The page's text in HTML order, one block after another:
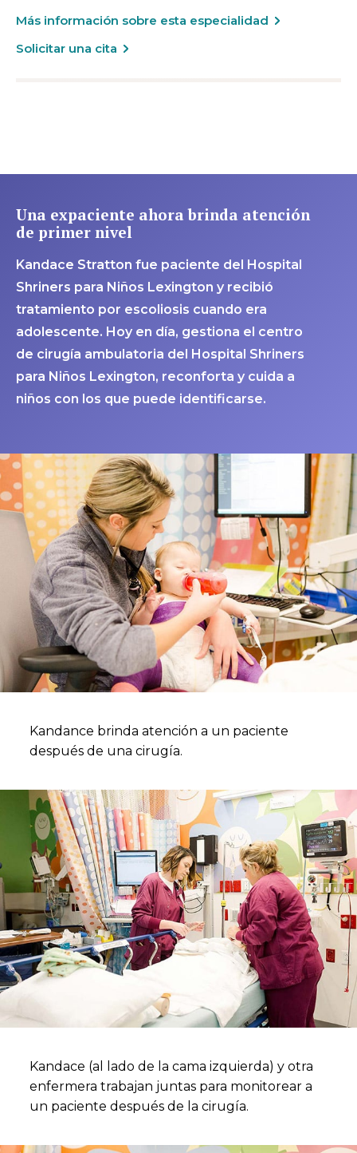
Más información sobre esta especialidad
Solicitar una cita
Una expaciente ahora brinda atención
de primer nivel
Kandace Stratton fue paciente del Hospital
Shriners para Niños Lexington y recibió
tratamiento por escoliosis cuando era
adolescente. Hoy en día, gestiona el centro
de cirugía ambulatoria del Hospital Shriners
para Niños Lexington, reconforta y cuida a
niños con los que puede identificarse.
Kandance brinda atención a un paciente
después de una cirugía.
Kandace (al lado de la cama izquierda) y otra
enfermera trabajan juntas para monitorear a
un paciente después de la cirugía.